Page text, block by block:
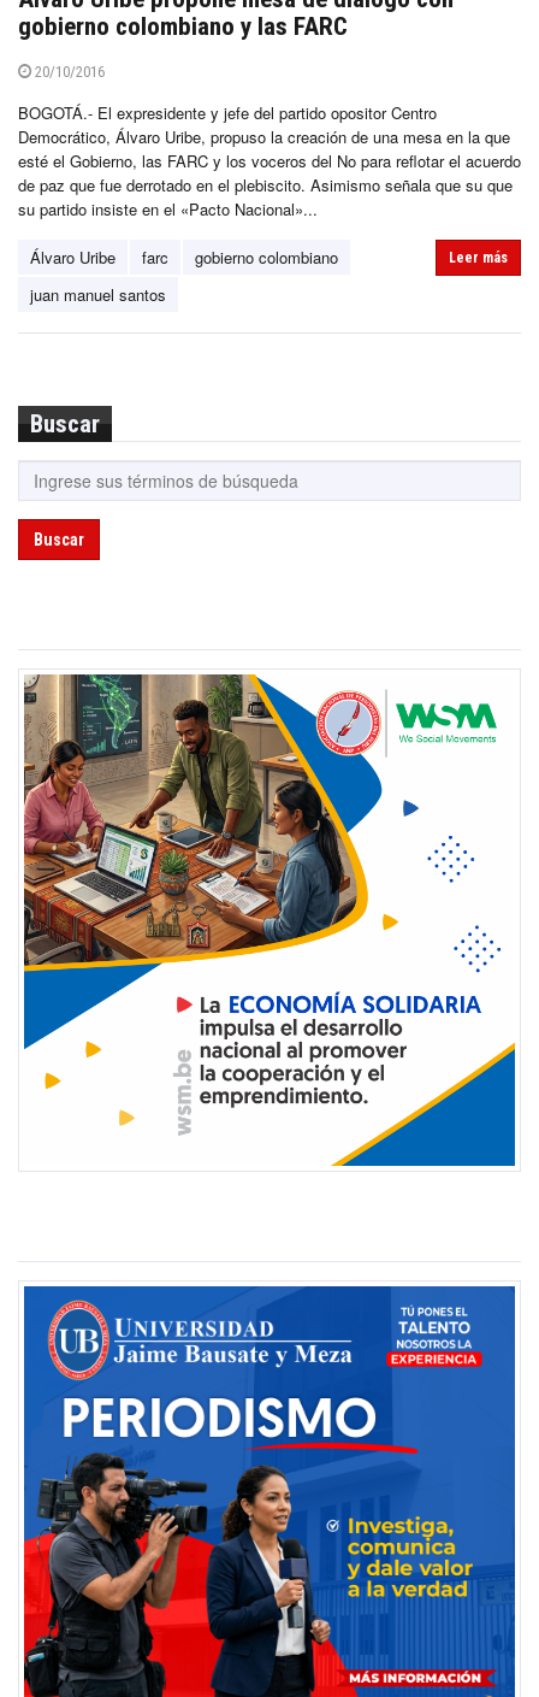
gobierno colombiano y las FARC
20/10/2016
BOGOTÁ.- El expresidente y jefe del partido opositor Centro
Democrático, Álvaro Uribe, propuso la creación de una mesa en la que
esté el Gobierno, las FARC y los voceros del No para reflotar el acuerdo
de paz que fue derrotado en el plebiscito. Asimismo señala que su que
su partido insiste en el «Pacto Nacional»...
Álvaro Uribe farc
gobierno colombiano
juan manuel santos
Leer más
Buscar
Buscar